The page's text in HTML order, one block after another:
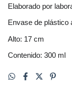
Elaborado por
Envase de plástico
Alto: 17 cm
Contenido: 300 ml